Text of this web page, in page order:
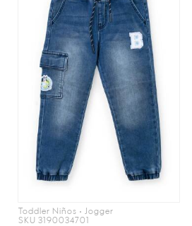
Toddler Niños • Jogger
SKU 3190034701